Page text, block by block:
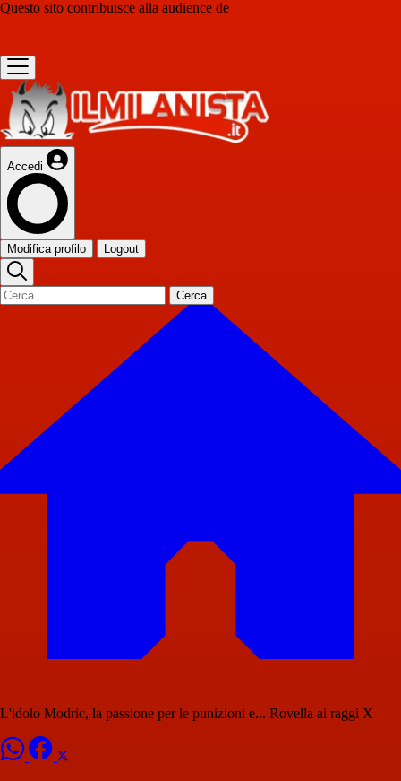
Questo sito contribuisce alla audience de
Accedi
Modifica profilo Logout
Cerca
L'idolo Modric, la passione per le punizioni e... Rovella ai raggi X